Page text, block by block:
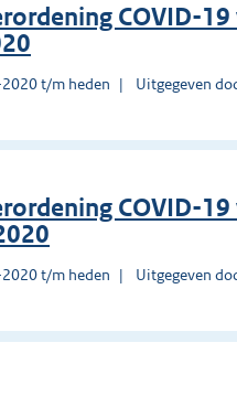
COVID-
t/m heden Uitgegeven
COVID-
t/m heden Uitgegeven